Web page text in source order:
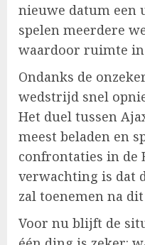
nieuwe datum een
spelen meerdere
waardoor ruimte in
Ondanks de
wedstrijd snel
Het duel tussen
meest beladen en
confrontaties in de
verwachting is dat
zal toenemen na
Voor nu blijft de